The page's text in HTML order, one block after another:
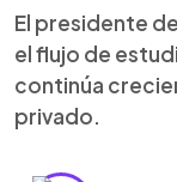
El presidente
el flujo de
continúa
privado.